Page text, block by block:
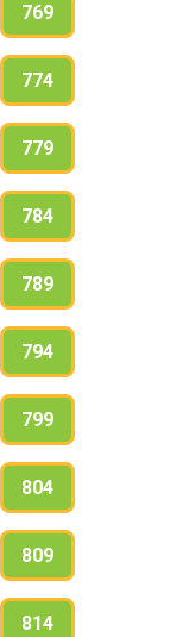
769
774
779
784
789
794
799
804
809
814